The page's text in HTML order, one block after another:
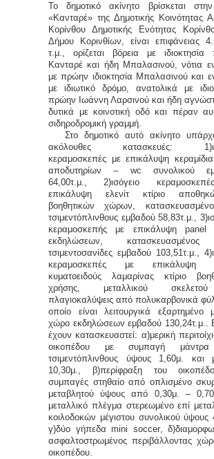
Το δημοτικό ακίνητο βρίσκεται
«Κανταρέ» της Δημοτικής Κοινότητας
Κορίνθου Δημοτικής Ενότητας
Δήμου Κορινθίων, είναι επιφάνειας
τ.μ., ορίζεται βόρεια με ιδιοκτησία
Κανταρέ και ήδη Μπαλασινού, νότια
με πρώην ιδιοκτησία Μπαλασινού και
με ιδιωτικό δρόμο, ανατολικά με
πρώην Ιωάννη Λαρσινού και ήδη
δυτικά με κοινοτική οδό και πέραν
σιδηροδρομική γραμμή.
Στο δημοτικό αυτό ακίνητο
ακόλουθες κατασκευές:
κεραμοσκεπές με επικάλυψη κεραμίδια
αποδυτηρίων – wc συνολικού
64,00τ.μ., 2)ισόγειο
επικάλυψη ελενίτ κτίριο
βοηθητικών χώρων,
τσιμεντόπλινθους εμβαδού 58,83τ.μ.,
κεραμοσκεπής με επικάλυψη panel
εκδηλώσεων,
τσιμεντοσανίδες εμβαδού 103,51τ.μ.,
κεραμοσκεπές με επικάλυψη
κυματοειδούς λαμαρίνας κτίριο
χρήσης, μεταλλικού
πλαγιοκαλύψεις από πολυκαρβονικά
οποίο είναι λειτουργικά εξαρτημένο
χώρο εκδηλώσεων εμβαδού 130,24τ.μ..
έχουν κατασκευαστεί: α)μερική
οικοπέδου με συμπαγή
τσιμεντόπλινθους ύψους 1,60μ. και
10,30μ., β)περίφραξη του
συμπαγές στηθαίο από οπλισμένο
μεταβλητού ύψους από 0,30μ. –
μεταλλικό πλέγμα στερεωμένο επί
κοιλοδοκών μέγιστου συνολικού ύψους
γ)δύο γήπεδα mini soccer,
ασφαλτοστρωμένος περιβάλλοντας
οικοπέδου.